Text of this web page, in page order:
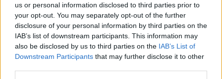
us or personal information disclosed to third parties prior to
your opt-out. You may separately opt-out of the further
disclosure of your personal information by third parties on the
IAB’s list of downstream participants. This information may
also be disclosed by us to third parties on the IAB’s List of
Downstream Participants that may further disclose it to other
#allergia#influenza#cukorbetegség
#orvosmeteorológia#vérnyomás#stroke #rákbetegség
#pajzsmirigy#reflux#ekcéma#herpesz
Regisztráció